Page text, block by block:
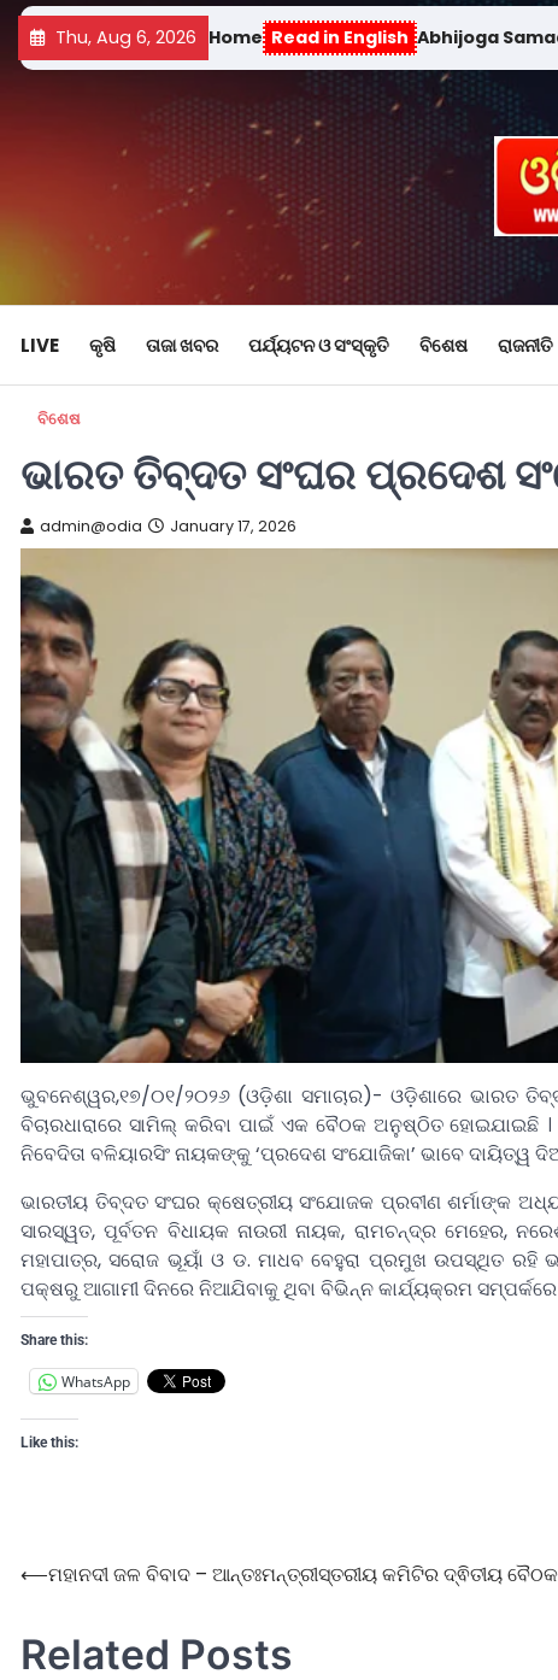
Thu, Aug 6, 2026 Home Read in English Abhijoga
LIVE କୃଷି ତାଜା ଖବର ପର୍ଯ୍ୟଟନ ଓ ସଂସ୍କୃତି ବିଶେଷ ରାଜନୀତି
ବିଶେଷ
ଭାରତ ତିବ୍ଦତ ସଂଘର ପ୍ରଦେଶ
admin@odia January 17, 2026
ଭୁବନେଶ୍ୱର,୧୭/୦୧/୨୦୨୬ (ଓଡ଼ିଶା ସମାଚାର)- ଓଡ଼ିଶାରେ ଭାରତ
ବିଚାରଧାରାରେ ସାମିଲ୍ କରିବା ପାଇଁ ଏକ ବୈଠକ ଅନୁଷ୍ଠିତ ହୋଇଯାଇଛି
ନିବେଦିତା ବଳିୟାରସିଂ ନାୟକଙ୍କୁ ‘ପ୍ରଦେଶ ସଂଯୋଜିକା’ ଭାବେ ଦାୟିତ୍ୱ
ଭାରତୀୟ ତିବ୍ଦତ ସଂଘର କ୍ଷେତ୍ରୀୟ ସଂଯୋଜକ ପ୍ରବୀଣ ଶର୍ମାଙ୍କ
ସାରସ୍ୱତ, ପୂର୍ବତନ ବିଧାୟକ ନାଉରୀ ନାୟକ, ରାମଚନ୍ଦ୍ର ମେହେର,
ମହାପାତ୍ର, ସରୋଜ ଭୂୟାଁ ଓ ଡ. ମାଧବ ବେହୁରା ପ୍ରମୁଖ ଉପସ୍ଥିତ
ପକ୍ଷରୁ ଆଗାମୀ ଦିନରେ ନିଆଯିବାକୁ ଥିବା ବିଭିନ୍ନ କାର୍ଯ୍ୟକ୍ରମ
Share this:
WhatsApp
Like this:
⟵ମହାନଦୀ ଜଳ ବିବାଦ – ଆନ୍ତଃମନ୍ତ୍ରୀସ୍ତରୀୟ କମିଟିର ଦ୍ଵିତୀୟ ବୈଠକ
Related Posts